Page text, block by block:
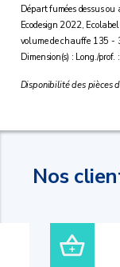
Départ fumées dessus ou
Ecodesign 2022,
volume de chauffe 135 -
Dimension(s) : Long./
Disponibilité des pièces
Nos